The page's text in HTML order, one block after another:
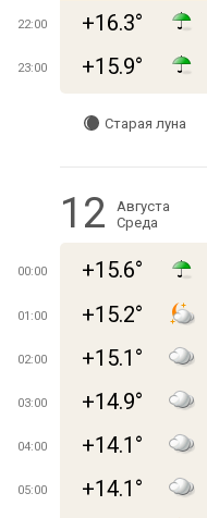
22:00 +16.3°
23:00 +15.9°
Старая луна
12
Августа
Среда
00:00 +15.6°
01:00 +15.2°
02:00 +15.1°
03:00 +14.9°
04:00 +14.1°
05:00 +14.1°